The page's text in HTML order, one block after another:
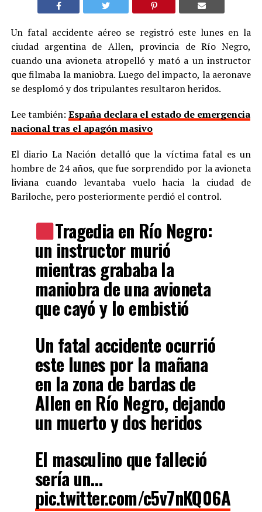
Un fatal accidente aéreo se registró este lunes en la
ciudad argentina de Allen, provincia de Río Negro,
cuando una avioneta atropelló y mató a un instructor
que filmaba la maniobra. Luego del impacto, la aeronave
se desplomó y dos tripulantes resultaron heridos.
Lee también: España declara el estado de emergencia
nacional tras el apagón masivo
El diario La Nación detalló que la víctima fatal es un
hombre de 24 años, que fue sorprendido por la avioneta
liviana cuando levantaba vuelo hacia la ciudad de
Bariloche, pero posteriormente perdió el control.
Tragedia en Río Negro:
un instructor murió
mientras grababa la
maniobra de una avioneta
que cayó y lo embistió
Un fatal accidente ocurrió
este lunes por la mañana
en la zona de bardas de
Allen en Río Negro, dejando
un muerto y dos heridos
El masculino que falleció
sería un…
pic.twitter.com/c5v7nKQ06A